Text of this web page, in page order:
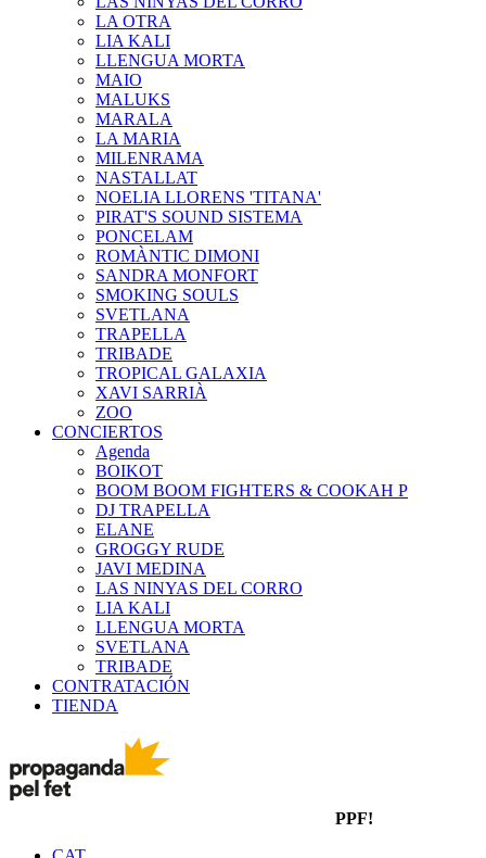
LA OTRA
LIA KALI
LLENGUA MORTA
MAIO
MALUKS
MARALA
LA MARIA
MILENRAMA
NASTALLAT
NOELIA LLORENS 'TITANA'
PIRAT'S SOUND SISTEMA
PONCELAM
ROMÀNTIC DIMONI
SANDRA MONFORT
SMOKING SOULS
SVETLANA
TRAPELLA
TRIBADE
TROPICAL GALAXIA
XAVI SARRIÀ
ZOO
CONCIERTOS
Agenda
BOIKOT
BOOM BOOM FIGHTERS & COOKAH P
DJ TRAPELLA
ELANE
GROGGY RUDE
JAVI MEDINA
LAS NINYAS DEL CORRO
LIA KALI
LLENGUA MORTA
SVETLANA
TRIBADE
CONTRATACIÓN
TIENDA
PPF!